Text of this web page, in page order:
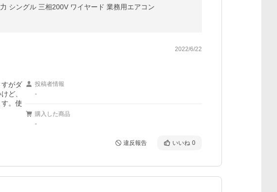
シングル 三相200V ワイヤード 業務用エアコン
2022/6/22
がダ
ど、
。使
投稿者情報
-
購入した商品
-
違反報告 いいね 0